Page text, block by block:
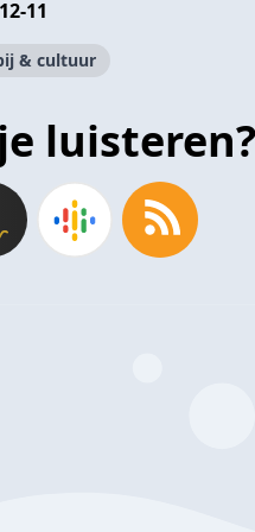
11
& cultuur
luisteren?